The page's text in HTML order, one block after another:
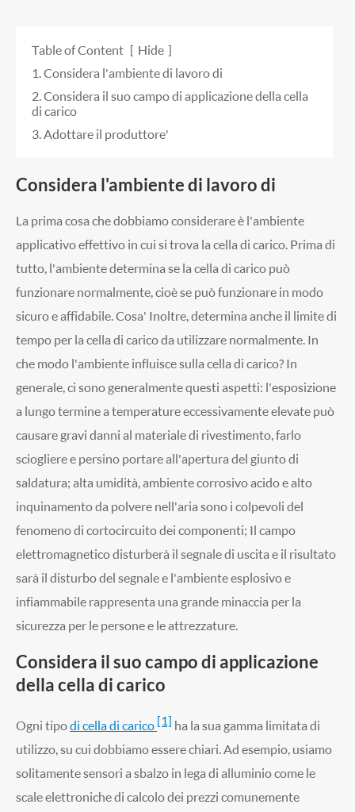
Table of Content [ Hide ]
1. Considera l'ambiente di lavoro di
2. Considera il suo campo di applicazione della cella
di carico
3. Adottare il produttore'
Considera l'ambiente di lavoro di
La prima cosa che dobbiamo considerare è l'ambiente
applicativo effettivo in cui si trova la cella di carico. Prima di
tutto, l'ambiente determina se la cella di carico può
funzionare normalmente, cioè se può funzionare in modo
sicuro e affidabile. Cosa' Inoltre, determina anche il limite di
tempo per la cella di carico da utilizzare normalmente. In
che modo l'ambiente influisce sulla cella di carico? In
generale, ci sono generalmente questi aspetti: l'esposizione
a lungo termine a temperature eccessivamente elevate può
causare gravi danni al materiale di rivestimento, farlo
sciogliere e persino portare all'apertura del giunto di
saldatura; alta umidità, ambiente corrosivo acido e alto
inquinamento da polvere nell'aria sono i colpevoli del
fenomeno di cortocircuito dei componenti; Il campo
elettromagnetico disturberà il segnale di uscita e il risultato
sarà il disturbo del segnale e l'ambiente esplosivo e
infiammabile rappresenta una grande minaccia per la
sicurezza per le persone e le attrezzature.
Considera il suo campo di applicazione
della cella di carico
Ogni tipodi cella di carico [1] ha la sua gamma limitata di
utilizzo, su cui dobbiamo essere chiari. Ad esempio, usiamo
solitamente sensori a sbalzo in lega di alluminio come le
scale elettroniche di calcolo dei prezzi comunemente